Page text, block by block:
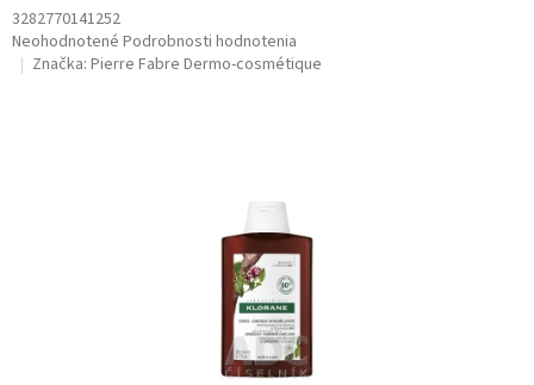
3282770141252
Priemerné
hodnotenie
Neohodnotené Podrobnosti hodnotenia
Značka: Pierre Fabre Dermo-cosmétique